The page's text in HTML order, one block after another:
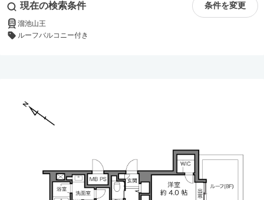
現在の検索条件 条件を変更
溜池山王
ルーフバルコニー付き